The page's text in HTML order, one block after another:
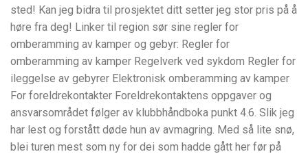
sted! Kan jeg bidra til prosjektet ditt setter jeg stor pris på å
høre fra deg! Linker til region sør sine regler for
omberamming av kamper og gebyr: Regler for
omberamming av kamper Regelverk ved sykdom Regler for
ileggelse av gebyrer Elektronisk omberamming av kamper
For foreldrekontakter Foreldrekontaktens oppgaver og
ansvarsområdet følger av klubbhåndboka punkt 4.6. Slik jeg
har lest og forstått døde hun av avmagring. Med så lite snø,
blei turen mest som ny for dei som hadde gått her før på